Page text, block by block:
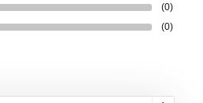
(0)
(0)